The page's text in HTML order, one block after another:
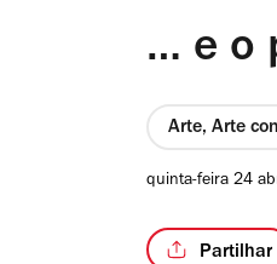
… e o
Arte, Arte
quinta-feira 24
Partilhar